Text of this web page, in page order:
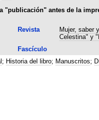
"publicación" antes de la
Revista
Mujer, saber
Celestina" y
Fascículo
; Historia del libro; Manuscritos;